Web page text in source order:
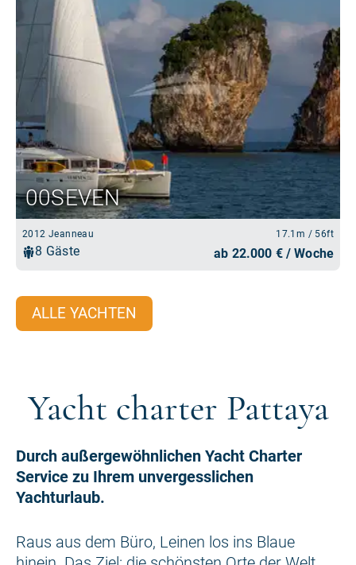
ALLE YACHTEN
Yacht charter Pattaya
Durch außergewöhnlichen Yacht Charter
Service zu Ihrem unvergesslichen
Yachturlaub.
Raus aus dem Büro, Leinen los ins Blaue